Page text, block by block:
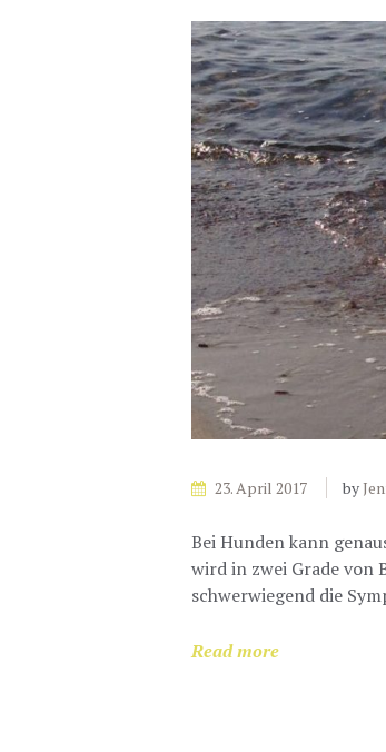
23. April 2017 by
Bei Hunden kann
wird in zwei Grade von
schwerwiegend die
Read more